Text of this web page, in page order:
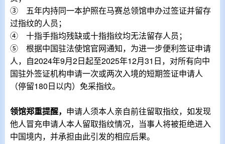
③ 五年内持同一本护照在马赛总领馆申办过签证并留存
过指纹的人员；
④ 十指手指均残缺或十指指纹均无法留存人员；
⑤ 根据中国驻法使馆官网通知，为进一步便利签证申请
人，自2024年9月2日起至2025年12月31 日，对所有向中
国驻外签证机构申请一次或两次入境的短期签证申请人
（停留180日以内）免采指纹。
领馆郑重提醒， 申请人须本人亲自前往留取指纹，如发现
他人冒充申请人本人留取指纹情况，当事人将被拒绝进入
中国境内，并承担由此引发的相应后果。